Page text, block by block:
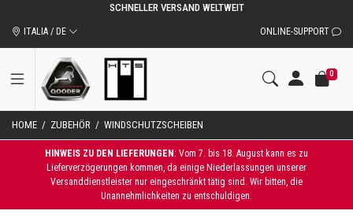
SCHNELLER VERSAND WELTWEIT
ITALIA / DE ONLINE-SUPPORT
0
HOME / ZUBEHÖR / WINDSCHUTZSCHEIBEN
HINWEIS ZU DEN LIEFERUNGEN : Vom 7. bis 18. August kann es zu
Lieferverzögerungen kommen, da einige Niederlassungen unserer
Versanddienstleister nur eingeschränkt tätig sind. Wir bitten, die
Unannehmlichkeiten zu entschuldigen.